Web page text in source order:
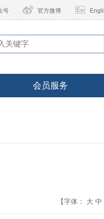
号 官方微博
会员服务
【字体： 大 中